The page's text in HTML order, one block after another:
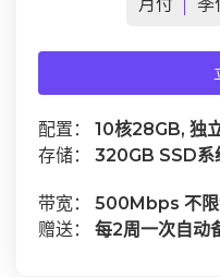
配置： 10核28GB, 独
存储： 320GB SSD系
带宽： 500Mbps 不
赠送： 每2周一次自动